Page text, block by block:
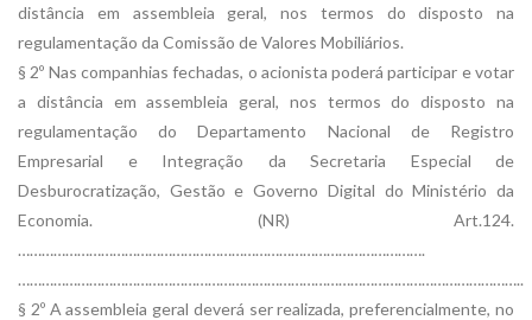
distância em assembleia geral, nos termos do disposto na
regulamentação da Comissão de Valores Mobiliários.
§ 2º Nas companhias fechadas, o acionista poderá participar e votar
a distância em assembleia geral, nos termos do disposto na
regulamentação do Departamento Nacional de Registro
Empresarial e Integração da Secretaria Especial de
Desburocratização, Gestão e Governo Digital do Ministério da
Economia. (NR) Art.124.
………………………………………………………………………………………….
………………………………………………………………………………………………………………..
§ 2º A assembleia geral deverá ser realizada, preferencialmente, no